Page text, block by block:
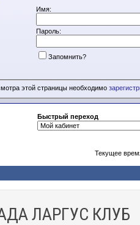
Имя:
Пароль:
Запомнить?
этой страницы необходимо
Быстрый переход
Текущее
ЛАРГУС КЛУБ